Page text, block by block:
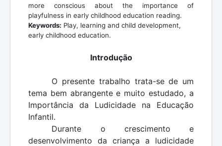
more conscious about the importance of
playfulness in early childhood education reading.
Keywords: Play, learning and child development,
early childhood education.
Introdução
O presente trabalho trata-se de um
tema bem abrangente e muito estudado, a
Importância da Ludicidade na Educação
Infantil.
Durante o crescimento e
desenvolvimento da criança a ludicidade